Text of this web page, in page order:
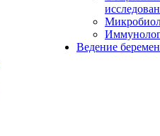
Ведение